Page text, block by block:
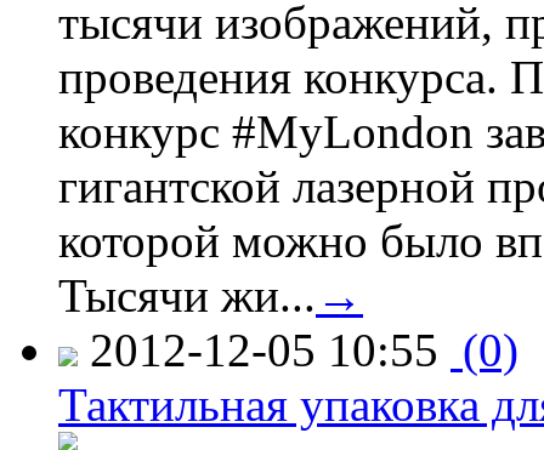
тысячи изображений,
проведения конкурса.
конкурс #MyLondon
гигантской лазерной
которой можно было
Тысячи жи... →
2012-12-05 10:55 (0)
Тактильная упаковка